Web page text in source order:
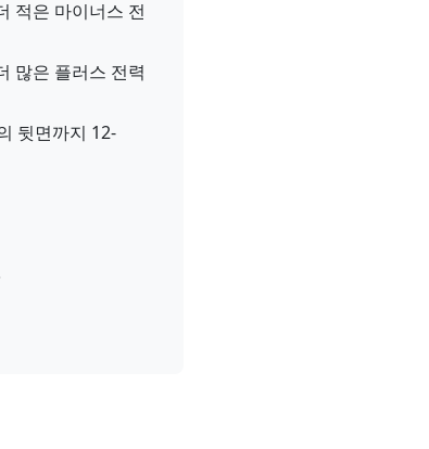
적은 마이너스 전
많은 플러스 전력
뒷면까지 12-